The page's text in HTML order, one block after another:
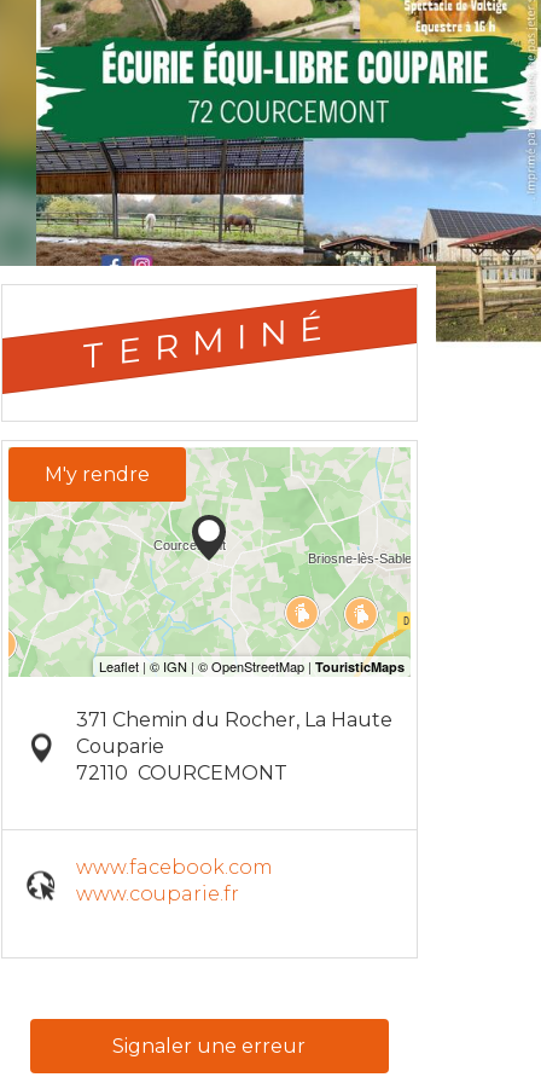
TERMINÉ
M'y rendre
371 Chemin du Rocher, La Haute
Couparie
72110 COURCEMONT
www.facebook.com
www.couparie.fr
Signaler une erreur